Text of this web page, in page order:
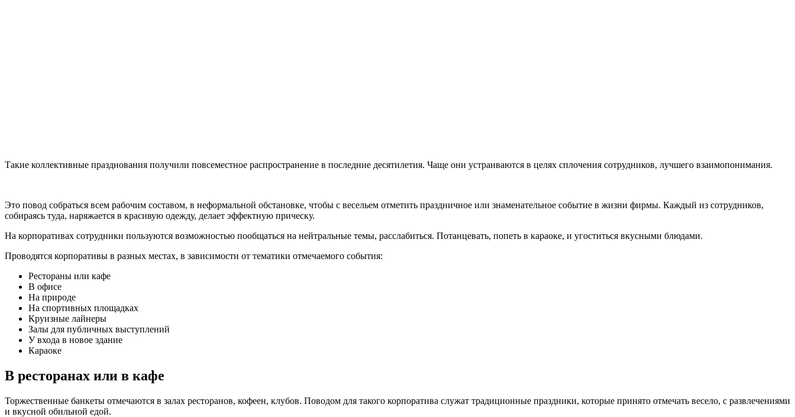
Такие коллективные празднования получили повсеместное распространение в последние десятилетия. Чаще они устраиваются в целях сплочения сотрудников, лучшего взаимопонимания.
Это повод собраться всем рабочим составом, в неформальной обстановке, чтобы с весельем отметить праздничное или знаменательное событие в жизни фирмы. Каждый из сотрудников,
собираясь туда, наряжается в красивую одежду, делает эффектную прическу.
На корпоративах сотрудники пользуются возможностью пообщаться на нейтральные темы, расслабиться. Потанцевать, попеть в караоке, и угоститься вкусными блюдами.
Проводятся корпоративы в разных местах, в зависимости от тематики отмечаемого события:
Рестораны или кафе
В офисе
На природе
На спортивных площадках
Круизные лайнеры
Залы для публичных выступлений
У входа в новое здание
Караоке
В ресторанах или в кафе
Торжественные банкеты отмечаются в залах ресторанов, кофеен, клубов. Поводом для такого корпоратива служат традиционные праздники, которые принято отмечать весело, с развлечениями
и вкусной обильной едой.